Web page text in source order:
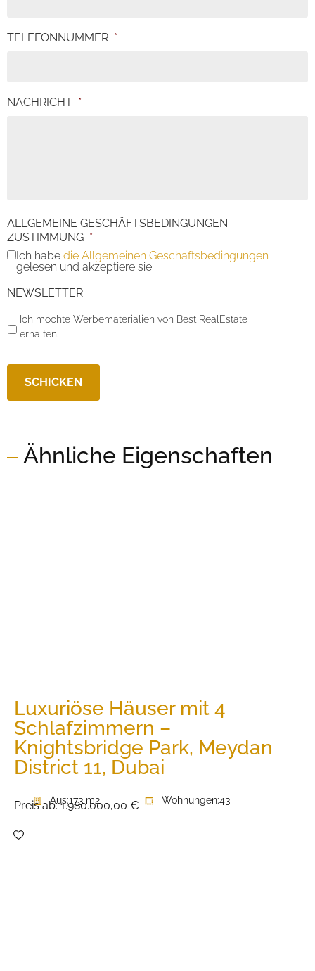
TELEFONNUMMER *
NACHRICHT *
ALLGEMEINE GESCHÄFTSBEDINGUNGEN
ZUSTIMMUNG *
Ich habe die Allgemeinen Geschäftsbedingungen
gelesen und akzeptiere sie.
NEWSLETTER
Ich möchte Werbematerialien von Best RealEstate
erhalten.
Ähnliche Eigenschaften
Luxuriöse Häuser mit 4
Schlafzimmern –
Knightsbridge Park, Meydan
District 11, Dubai
Aus:173 m2 Wohnungen:43
Preis ab:1.980.000,00 €